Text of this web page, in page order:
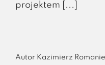
projektem [...]
Autor Kazimierz